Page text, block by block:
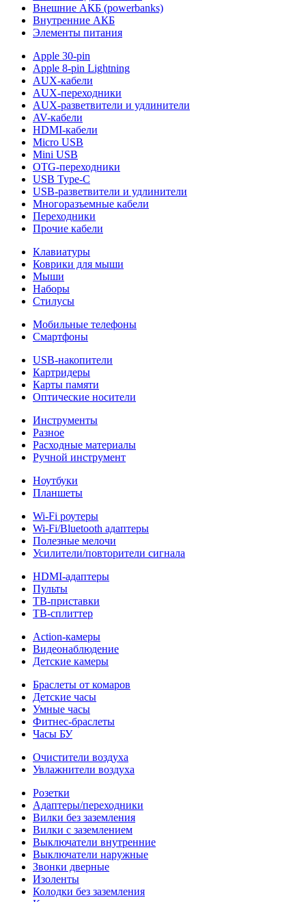
Внешние АКБ (powerbanks)
Внутренние АКБ
Элементы питания
Apple 30-pin
Apple 8-pin Lightning
AUX-кабели
AUX-переходники
AUX-разветвители и удлинители
AV-кабели
HDMI-кабели
Micro USB
Mini USB
OTG-переходники
USB Type-C
USB-разветвители и удлинители
Многоразъемные кабели
Переходники
Прочие кабели
Клавиатуры
Коврики для мыши
Мыши
Наборы
Стилусы
Мобильные телефоны
Смартфоны
USB-накопители
Картридеры
Карты памяти
Оптические носители
Инструменты
Разное
Расходные материалы
Ручной инструмент
Ноутбуки
Планшеты
Wi-Fi роутеры
Wi-Fi/Bluetooth адаптеры
Полезные мелочи
Усилители/повторители сигнала
HDMI-адаптеры
Пульты
ТВ-приставки
ТВ-сплиттер
Action-камеры
Видеонаблюдение
Детские камеры
Браслеты от комаров
Детские часы
Умные часы
Фитнес-браслеты
Часы БУ
Очистители воздуха
Увлажнители воздуха
Розетки
Адаптеры/переходники
Вилки без заземления
Вилки с заземлением
Выключатели внутренние
Выключатели наружные
Звонки дверные
Изоленты
Колодки без заземления